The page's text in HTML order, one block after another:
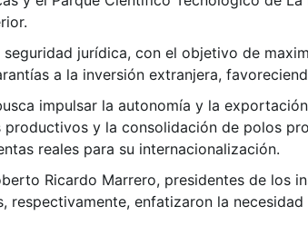
jurídica, con el objetivo de
a la inversión extranjera,
impulsar la autonomía y la
y la consolidación de polos
reales para su internacionalización.
Ricardo Marrero, presidentes de los
respectivamente, enfatizaron la